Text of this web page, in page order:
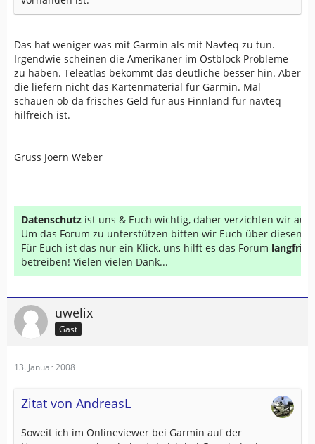
Das hat weniger was mit Garmin als mit Navteq zu tun.
Irgendwie scheinen die Amerikaner im Ostblock Probleme
zu haben. Teleatlas bekommt das deutliche besser hin. Aber
die liefern nicht das Kartenmaterial für Garmin. Mal
schauen ob da frisches Geld für aus Finnland für navteq
hilfreich ist.
Gruss Joern Weber
Datenschutz ist uns & Euch wichtig, daher verzichten wir auf
Um das Forum zu unterstützen bitten wir Euch über diesen
Für Euch ist das nur ein Klick, uns hilft es das Forum
betreiben! Vielen vielen Dank...
uwelix
Gast
13. Januar 2008
Zitat von AndreasL
Soweit ich im Onlineviewer bei Garmin auf der